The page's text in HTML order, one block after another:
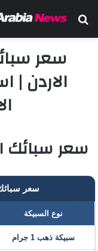
بحث عن
سعر
الاردن |
سعر سبائك
سعر
نوع السبيكة
سبيكة ذهب 1 جرام